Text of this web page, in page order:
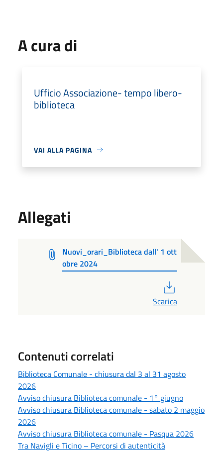
A cura di
Ufficio Associazione- tempo libero-
biblioteca
VAI ALLA PAGINA
Allegati
Nuovi_orari_Biblioteca dall' 1 ott
obre 2024
Scarica
Contenuti correlati
Biblioteca Comunale - chiusura dal 3 al 31 agosto
2026
Avviso chiusura Biblioteca comunale - 1° giugno
Avviso chiusura Biblioteca comunale - sabato 2 maggio
2026
Avviso chiusura Biblioteca comunale - Pasqua 2026
Tra Navigli e Ticino – Percorsi di autenticità